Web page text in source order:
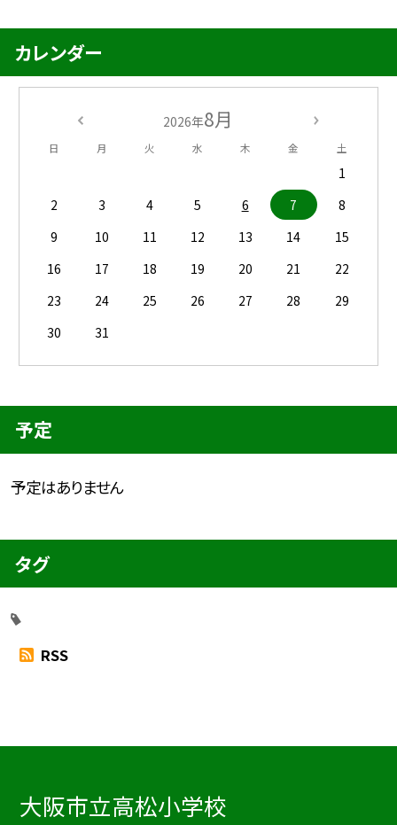
カレンダー
2026年8月
日 月 火 水 木 金 土
1
2
3 4 5 6 7
8
9
10 11 12 13 14
15
16
17 18 19 20 21
22
23
24 25 26 27 28
29
30
31
予定
予定はありません
タグ
RSS
大阪市立高松小学校